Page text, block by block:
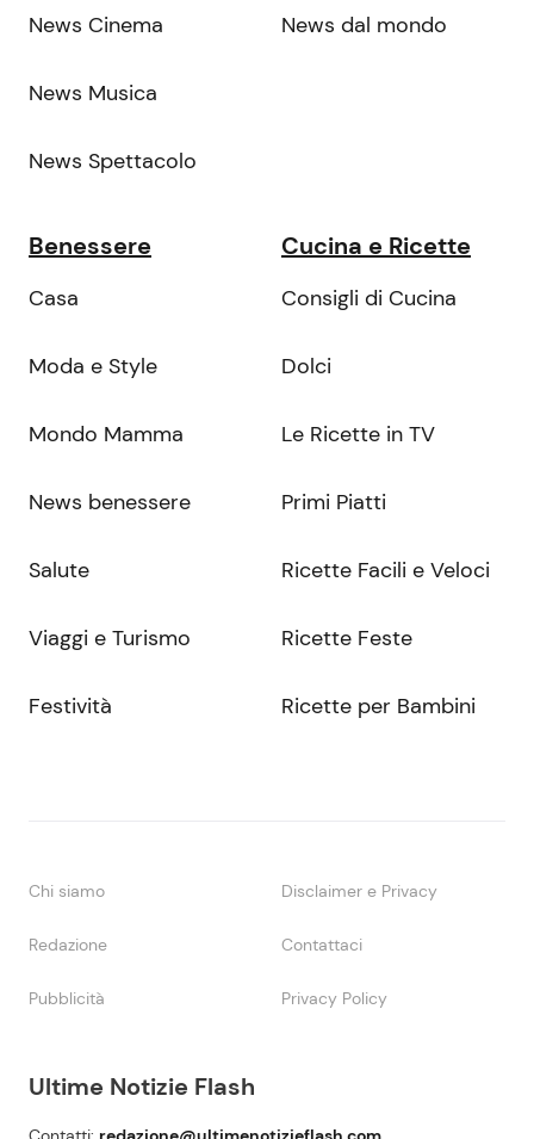
Ultime Notizie Flash
News Cinema
News Musica
News Spettacolo
News dal mondo
Benessere
Casa
Moda e Style
Mondo Mamma
News benessere
Salute
Viaggi e Turismo
Festività
Cucina e Ricette
Consigli di Cucina
Dolci
Le Ricette in TV
Primi Piatti
Ricette Facili e Veloci
Ricette Feste
Ricette per Bambini
Chi siamo Disclaimer e Privacy
Redazione Contattaci
Pubblicità Privacy Policy